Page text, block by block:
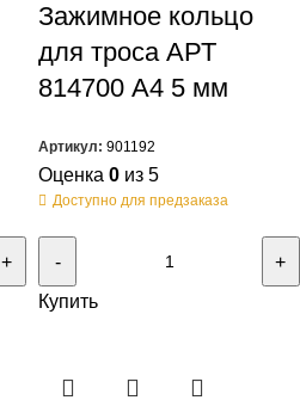
Зажимное кольцо
для троса АРТ
814700 А4 5 мм
Артикул: 901192
Оценка 0 из 5
Доступно для предзаказа
Купить